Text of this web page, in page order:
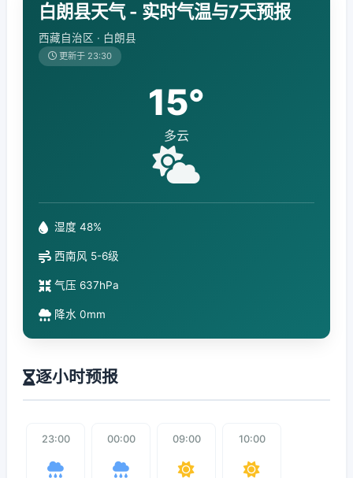
白朗县天气 - 实时气温与7天预报
西藏自治区 · 白朗县
更新于 23:30
15°
多云
湿度 48%
西南风 5-6级
气压 637hPa
降水 0mm
逐小时预报
23:00 00:00 09:00 10:00